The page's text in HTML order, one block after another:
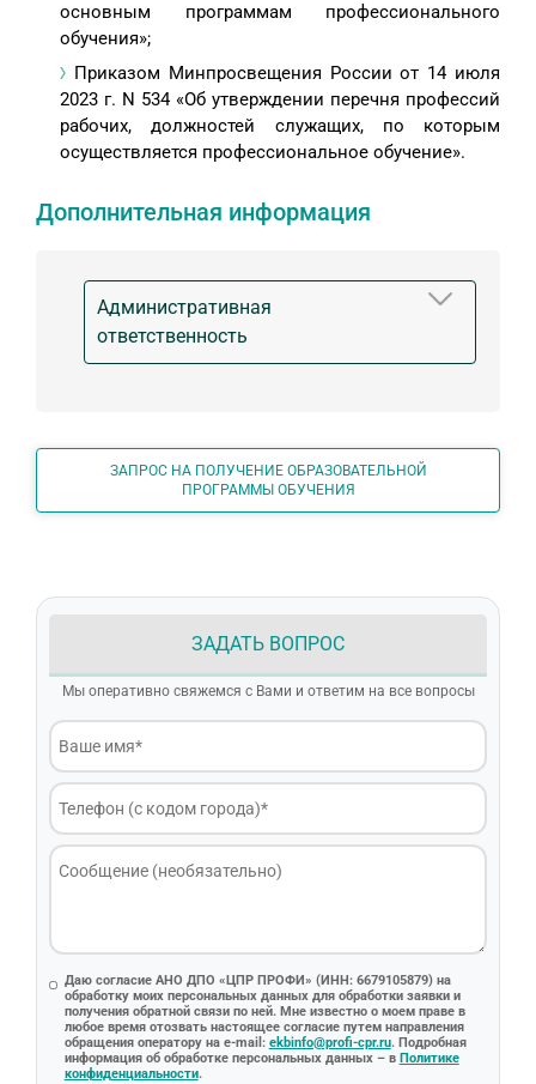
основным программам профессионального
обучения»;
Приказом Минпросвещения России от 14 июля
2023 г. N 534 «Об утверждении перечня профессий
рабочих, должностей служащих, по которым
осуществляется профессиональное обучение».
Дополнительная информация
Административная
ответственность
ЗАПРОС НА ПОЛУЧЕНИЕ ОБРАЗОВАТЕЛЬНОЙ
ПРОГРАММЫ ОБУЧЕНИЯ
ЗАДАТЬ ВОПРОС
Мы оперативно свяжемся с Вами и ответим на все вопросы
Даю согласие АНО ДПО «ЦПР ПРОФИ» (ИНН: 6679105879) на
обработку моих персональных данных для обработки заявки и
получения обратной связи по ней. Мне известно о моем праве в
любое время отозвать настоящее согласие путем направления
обращения оператору на e-mail: ekbinfo@profi-cpr.ru. Подробная
информация об обработке персональных данных – в Политике
конфиденциальности.